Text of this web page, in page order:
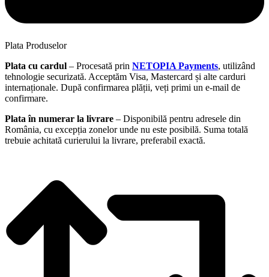
Plata Produselor
Plata cu cardul – Procesată prin NETOPIA Payments, utilizând
tehnologie securizată. Acceptăm Visa, Mastercard și alte carduri
internaționale. După confirmarea plății, veți primi un e-mail de
confirmare.
Plata în numerar la livrare – Disponibilă pentru adresele din
România, cu excepția zonelor unde nu este posibilă. Suma totală
trebuie achitată curierului la livrare, preferabil exactă.